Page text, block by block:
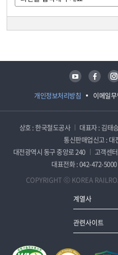
개인정보처리방침 이메일
유튜브 페이스북 인스타그램
상호 : 한국철도공사 대표자 : 김태승
통신판매업신고 : 대
대전광역시 동구 중앙로 240
고객센
대표전화 : 042-472-5000
COPYRIGHT ⓒ KOREA
계열사
관련사이트